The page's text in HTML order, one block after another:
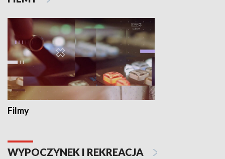
Filmy
WYPOCZYNEK I REKREACJA